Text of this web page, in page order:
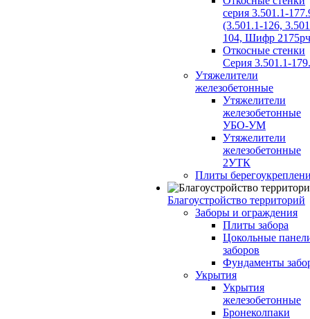
серия 3.501.1-
(3.501.1-126,
104, Шифр
Откосные стенки
Серия 3.501.1-
Утяжелители
железобетонные
Утяжелители
железобетонные
УБО-УМ
Утяжелители
железобетонные
2УТК
Плиты
Благоустройство территорий
Заборы и ограждения
Плиты забора
Цокольные
заборов
Фундаменты
Укрытия
Укрытия
железобетонные
Бронеколпаки